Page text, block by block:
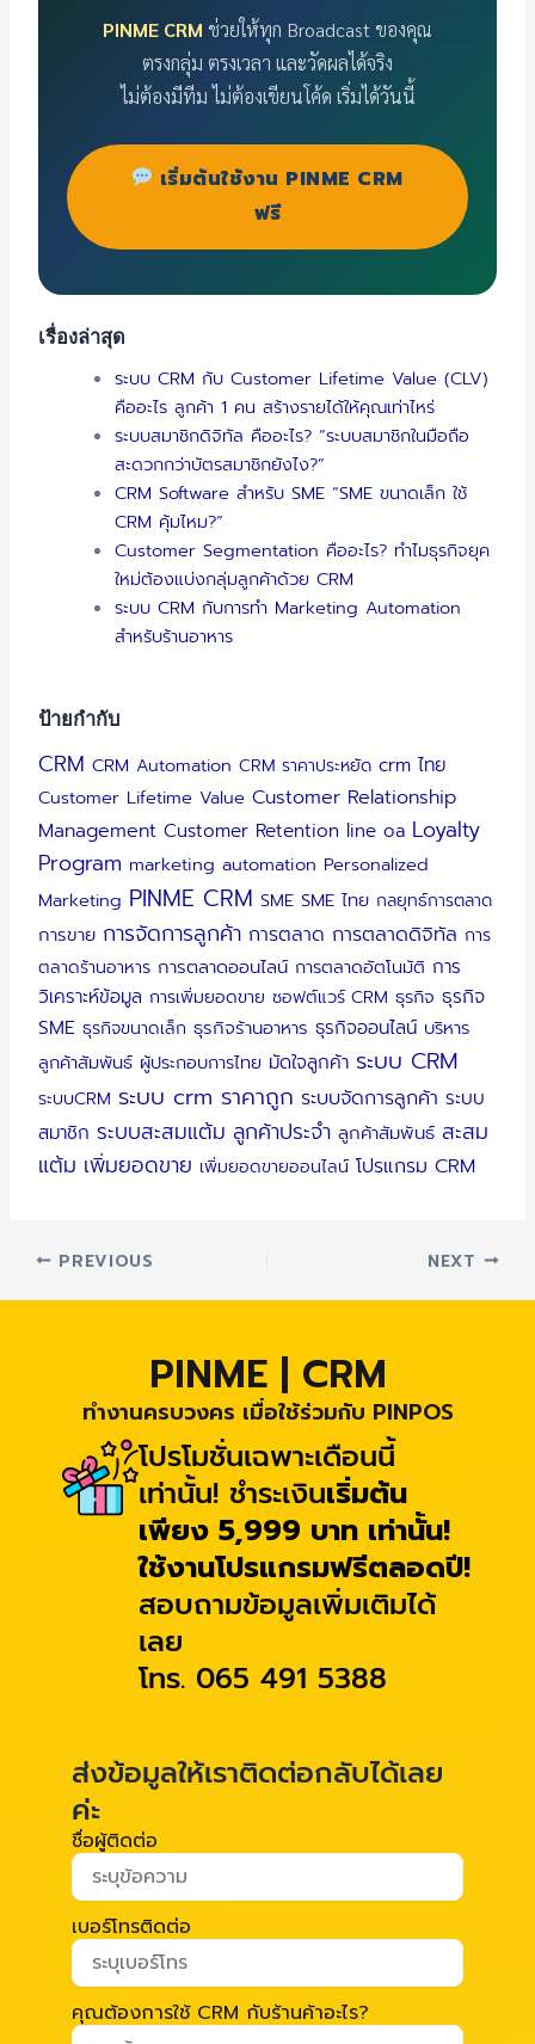
PINME CRM ช่วยให้ทุก Broadcast ของคุณ
ตรงกลุ่ม ตรงเวลา และวัดผลได้จริง
ไม่ต้องมีทีม ไม่ต้องเขียนโค้ด เริ่มได้วันนี้
เริ่มต้นใช้งาน PINME CRM
ฟรี
เรื่องล่าสุด
ระบบ CRM กับ Customer Lifetime Value (CLV)
คืออะไร ลูกค้า 1 คน สร้างรายได้ให้คุณเท่าไหร่
ระบบสมาชิกดิจิทัล คืออะไร? “ระบบสมาชิกในมือถือ
สะดวกกว่าบัตรสมาชิกยังไง?”
CRM Software สำหรับ SME “SME ขนาดเล็ก ใช้
CRM คุ้มไหม?”
Customer Segmentation คืออะไร? ทำไมธุรกิจยุค
ใหม่ต้องแบ่งกลุ่มลูกค้าด้วย CRM
ระบบ CRM กับการทำ Marketing Automation
สำหรับร้านอาหาร
ป้ายกำกับ
CRM CRM Automation CRM ราคาประหยัด crm ไทย
Customer Lifetime Value Customer Relationship
Management Customer Retention line oa Loyalty
Program marketing automation Personalized
Marketing PINME CRM SME SME ไทย กลยุทธ์การตลาด
การขาย การจัดการลูกค้า การตลาด การตลาดดิจิทัล การ
ตลาดร้านอาหาร การตลาดออนไลน์ การตลาดอัตโนมัติ การ
วิเคราะห์ข้อมูล การเพิ่มยอดขาย ซอฟต์แวร์ CRM ธุรกิจ ธุรกิจ
SME ธุรกิจขนาดเล็ก ธุรกิจร้านอาหาร ธุรกิจออนไลน์ บริหาร
ลูกค้าสัมพันธ์ ผู้ประกอบการไทย มัดใจลูกค้า ระบบ CRM
ระบบCRM ระบบ crm ราคาถูก ระบบจัดการลูกค้า ระบบ
สมาชิก ระบบสะสมแต้ม ลูกค้าประจำ ลูกค้าสัมพันธ์ สะสม
แต้ม เพิ่มยอดขาย เพิ่มยอดขายออนไลน์ โปรแกรม CRM
PREVIOUS NEXT
PINME | CRM
ทำงานครบวงคร เมื่อใช้ร่วมกับ PINPOS
โปรโมชั่นเฉพาะเดือนนี้
เท่านั้น! ชำระเงินเริ่มต้น
เพียง 5,999 บาท เท่านั้น!
ใช้งานโปรแกรมฟรีตลอดปี!
สอบถามข้อมูลเพิ่มเติมได้
เลย
โทร. 065 491 5388
ส่งข้อมูลให้เราติดต่อกลับได้เลย
ค่ะ
ชื่อผู้ติดต่อ
เบอร์โทรติดต่อ
คุณต้องการใช้ CRM กับร้านค้าอะไร?